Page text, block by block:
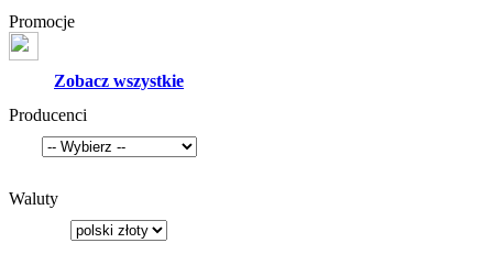
Promocje
Zobacz wszystkie
Producenci
Waluty